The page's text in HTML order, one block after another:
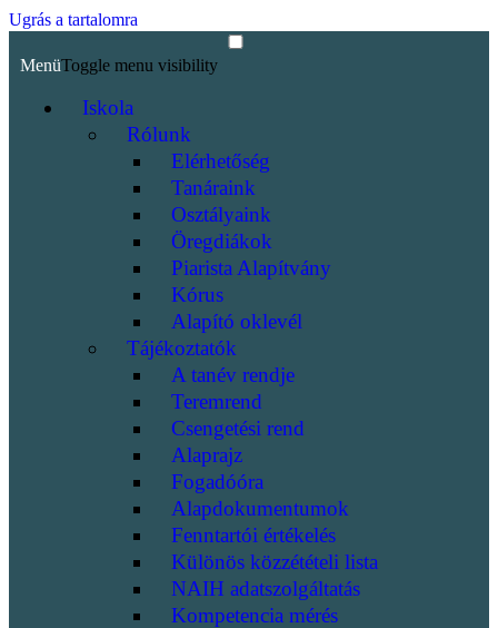
Ugrás a tartalomra
MenüToggle menu visibility
Iskola
Rólunk
Elérhetőség
Tanáraink
Osztályaink
Öregdiákok
Piarista Alapítvány
Kórus
Alapító oklevél
Tájékoztatók
A tanév rendje
Teremrend
Csengetési rend
Alaprajz
Fogadóóra
Alapdokumentumok
Fenntartói értékelés
Különös közzétételi lista
NAIH adatszolgáltatás
Kompetencia mérés